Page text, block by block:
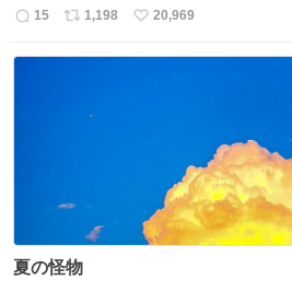
返
15
リ
1,198
い
20,969
夏の怪物